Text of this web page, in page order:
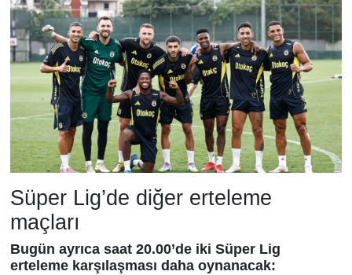
Süper Lig’de diğer erteleme
maçları
Bugün ayrıca saat 20.00’de iki Süper Lig
erteleme karşılaşması daha oynanacak: